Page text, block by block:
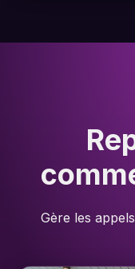
Gère les